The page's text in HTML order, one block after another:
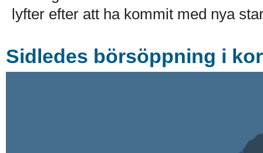
lyfter efter att ha kommit med nya
Sidledes börsöppning i